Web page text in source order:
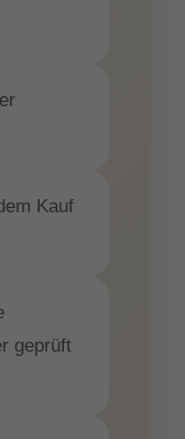
Kauf
geprüft